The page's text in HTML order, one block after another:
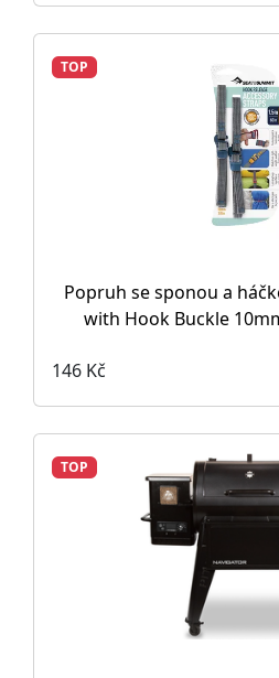
TOP
Popruh se sponou a
with Hook Buckle
146 Kč
TOP